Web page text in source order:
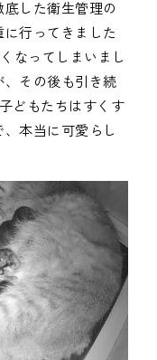
した衛生管理の
行ってきました
なってしまいまし
その後も引き続
どもたちはすくす
本当に可愛らし